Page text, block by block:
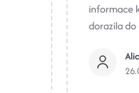
informace
dorazila do